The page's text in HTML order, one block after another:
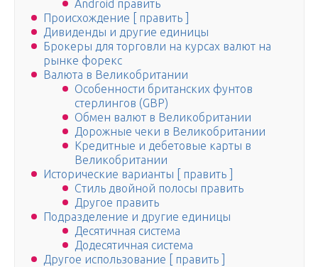
Android править
Происхождение [ править ]
Дивиденды и другие единицы
Брокеры для торговли на курсах валют на
рынке форекс
Валюта в Великобритании
Особенности британских фунтов
стерлингов (GBP)
Обмен валют в Великобритании
Дорожные чеки в Великобритании
Кредитные и дебетовые карты в
Великобритании
Исторические варианты [ править ]
Стиль двойной полосы править
Другое править
Подразделение и другие единицы
Десятичная система
Додесятичная система
Другое использование [ править ]